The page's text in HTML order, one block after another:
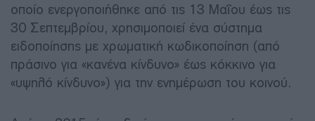
οποίο ενεργοποιήθηκε από τις 13 Μαΐου έως τις
30 Σεπτεμβρίου, χρησιμοποιεί ένα σύστημα
ειδοποίησης με χρωματική κωδικοποίηση (από
πράσινο για «κανένα κίνδυνο» έως κόκκινο για
«υψηλό κίνδυνο») για την ενημέρωση του κοινού.